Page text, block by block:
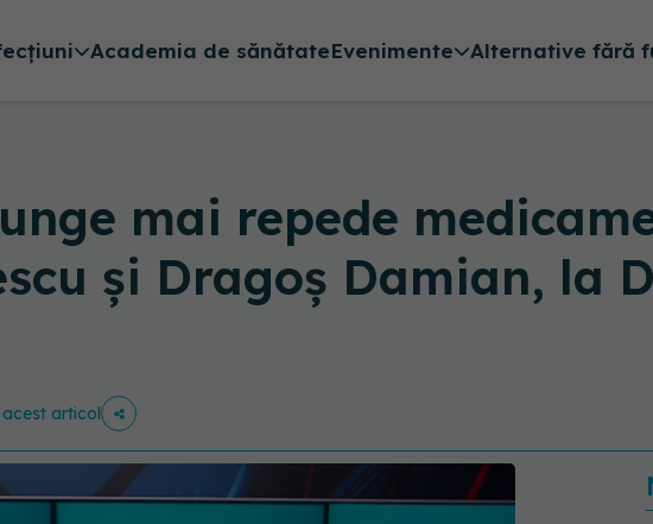
Academia de sănătateEvenimente Alternative fără
mai repede
și Dragoș Damian, la
articol